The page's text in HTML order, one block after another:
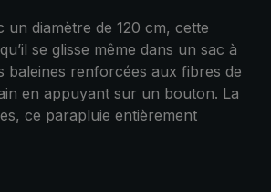
diamètre de 120 cm, cette
se glisse même dans un sac à
baleines renforcées aux fibres de
en appuyant sur un bouton. La
ce parapluie entièrement